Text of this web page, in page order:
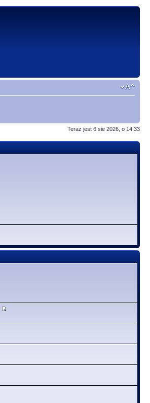
Teraz jest 6 sie 2026, o 14:33